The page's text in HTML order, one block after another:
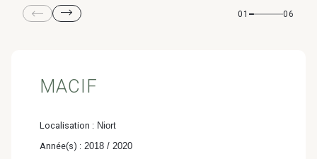
& Transition
01 06
MACIF
Localisation : Niort
Année(s) : 2018 / 2020